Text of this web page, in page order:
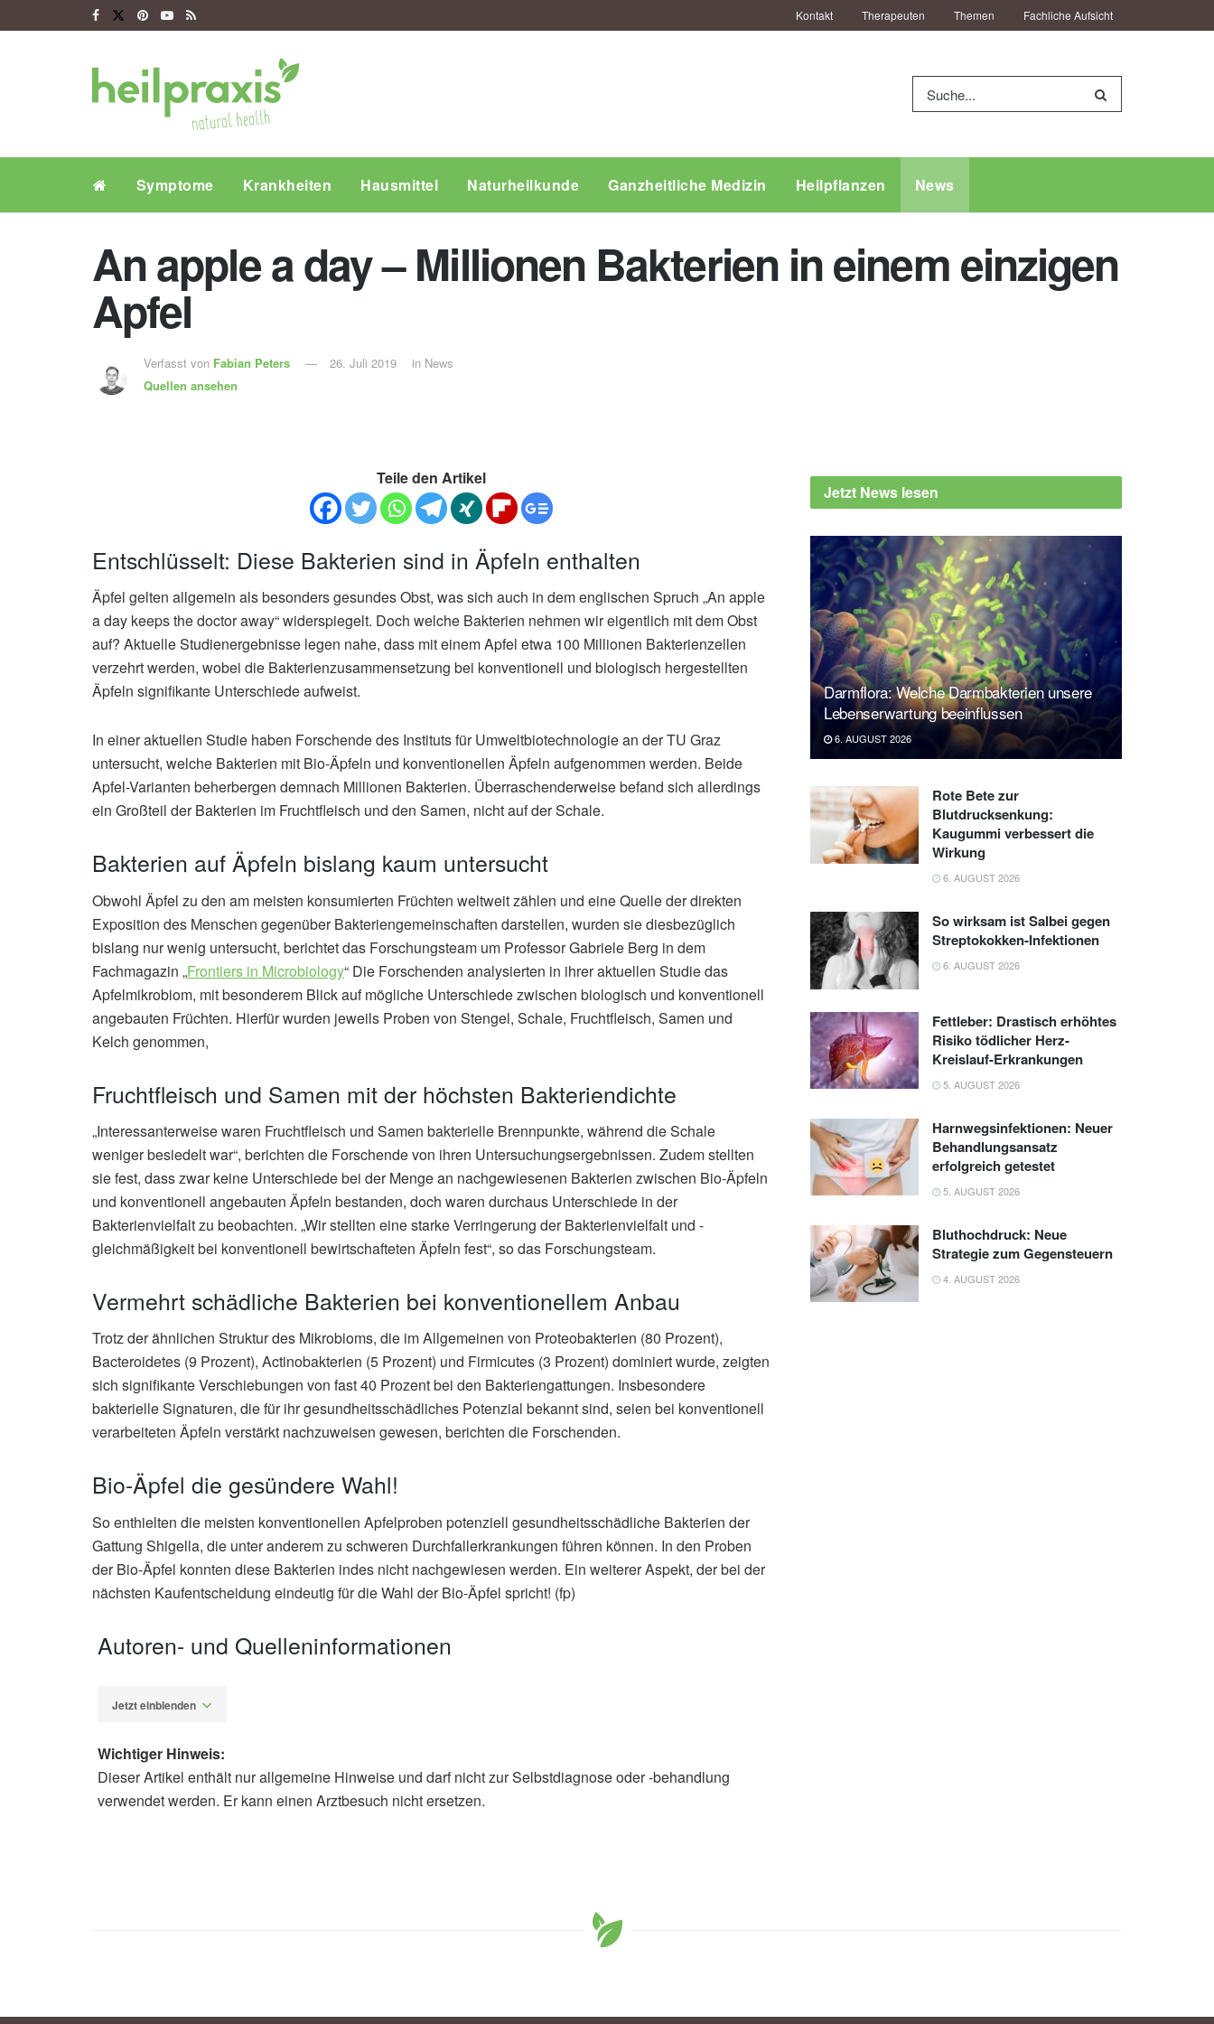
Kontakt Therapeuten Themen Fachliche Aufsicht
Symptome Krankheiten Hausmittel Naturheilkunde Ganzheitliche Medizin Heilpflanzen News
An apple a day – Millionen Bakterien in einem einzigen
Apfel
Verfasst von Fabian Peters
Quellen ansehen
26. Juli 2019 in News
Teile den Artikel
Entschlüsselt: Diese Bakterien sind in Äpfeln enthalten
Äpfel gelten allgemein als besonders gesundes Obst, was sich auch in dem englischen Spruch „An apple
a day keeps the doctor away“ widerspiegelt. Doch welche Bakterien nehmen wir eigentlich mit dem Obst
auf? Aktuelle Studienergebnisse legen nahe, dass mit einem Apfel etwa 100 Millionen Bakterienzellen
verzehrt werden, wobei die Bakterienzusammensetzung bei konventionell und biologisch hergestellten
Äpfeln signifikante Unterschiede aufweist.
In einer aktuellen Studie haben Forschende des Instituts für Umweltbiotechnologie an der TU Graz
untersucht, welche Bakterien mit Bio-Äpfeln und konventionellen Äpfeln aufgenommen werden. Beide
Apfel-Varianten beherbergen demnach Millionen Bakterien. Überraschenderweise befand sich allerdings
ein Großteil der Bakterien im Fruchtfleisch und den Samen, nicht auf der Schale.
Bakterien auf Äpfeln bislang kaum untersucht
Obwohl Äpfel zu den am meisten konsumierten Früchten weltweit zählen und eine Quelle der direkten
Exposition des Menschen gegenüber Bakteriengemeinschaften darstellen, wurden sie diesbezüglich
bislang nur wenig untersucht, berichtet das Forschungsteam um Professor Gabriele Berg in dem
Fachmagazin „Frontiers in Microbiology“ Die Forschenden analysierten in ihrer aktuellen Studie das
Apfelmikrobiom, mit besonderem Blick auf mögliche Unterschiede zwischen biologisch und konventionell
angebauten Früchten. Hierfür wurden jeweils Proben von Stengel, Schale, Fruchtfleisch, Samen und
Kelch genommen,
Fruchtfleisch und Samen mit der höchsten Bakteriendichte
„Interessanterweise waren Fruchtfleisch und Samen bakterielle Brennpunkte, während die Schale
weniger besiedelt war“, berichten die Forschende von ihren Untersuchungsergebnissen. Zudem stellten
sie fest, dass zwar keine Unterschiede bei der Menge an nachgewiesenen Bakterien zwischen Bio-Äpfeln
und konventionell angebauten Äpfeln bestanden, doch waren durchaus Unterschiede in der
Bakterienvielfalt zu beobachten. „Wir stellten eine starke Verringerung der Bakterienvielfalt und -
gleichmäßigkeit bei konventionell bewirtschafteten Äpfeln fest“, so das Forschungsteam.
Vermehrt schädliche Bakterien bei konventionellem Anbau
Trotz der ähnlichen Struktur des Mikrobioms, die im Allgemeinen von Proteobakterien (80 Prozent),
Bacteroidetes (9 Prozent), Actinobakterien (5 Prozent) und Firmicutes (3 Prozent) dominiert wurde, zeigten
sich signifikante Verschiebungen von fast 40 Prozent bei den Bakteriengattungen. Insbesondere
bakterielle Signaturen, die für ihr gesundheitsschädliches Potenzial bekannt sind, seien bei konventionell
verarbeiteten Äpfeln verstärkt nachzuweisen gewesen, berichten die Forschenden.
Bio-Äpfel die gesündere Wahl!
So enthielten die meisten konventionellen Apfelproben potenziell gesundheitsschädliche Bakterien der
Gattung Shigella, die unter anderem zu schweren Durchfallerkrankungen führen können. In den Proben
der Bio-Äpfel konnten diese Bakterien indes nicht nachgewiesen werden. Ein weiterer Aspekt, der bei der
nächsten Kaufentscheidung eindeutig für die Wahl der Bio-Äpfel spricht! (fp)
Autoren- und Quelleninformationen
Jetzt einblenden
Fabian Peters
Wichtiger Hinweis:
Dieser Artikel enthält nur allgemeine Hinweise und darf nicht zur Selbstdiagnose oder -behandlung
verwendet werden. Er kann einen Arztbesuch nicht ersetzen.
Jetzt News lesen
Darmflora: Welche Darmbakterien unsere
Lebenserwartung beeinflussen
6. AUGUST 2026
Rote Bete zur
Blutdrucksenkung:
Kaugummi verbessert die
Wirkung
6. AUGUST 2026
So wirksam ist Salbei gegen
Streptokokken-Infektionen
6. AUGUST 2026
Fettleber: Drastisch erhöhtes
Risiko tödlicher Herz-
Kreislauf-Erkrankungen
5. AUGUST 2026
Harnwegsinfektionen: Neuer
Behandlungsansatz
erfolgreich getestet
5. AUGUST 2026
Bluthochdruck: Neue
Strategie zum Gegensteuern
4. AUGUST 2026